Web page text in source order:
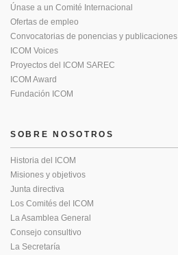
Únase a un Comité Internacional
Ofertas de empleo
Convocatorias de ponencias y publicaciones
ICOM Voices
Proyectos del ICOM SAREC
ICOM Award
Fundación ICOM
SOBRE NOSOTROS
Historia del ICOM
Misiones y objetivos
Junta directiva
Los Comités del ICOM
La Asamblea General
Consejo consultivo
La Secretaría